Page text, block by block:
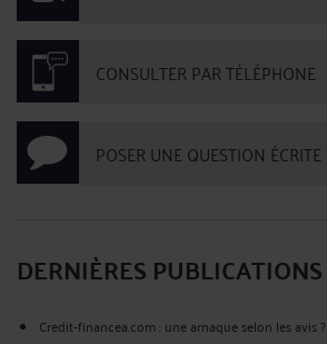
CONSULTER PAR TÉLÉPHONE
POSER UNE QUESTION ÉCRITE
DERNIÈRES PUBLICATIONS
Credit-financea.com : une arnaque selon les avis ?